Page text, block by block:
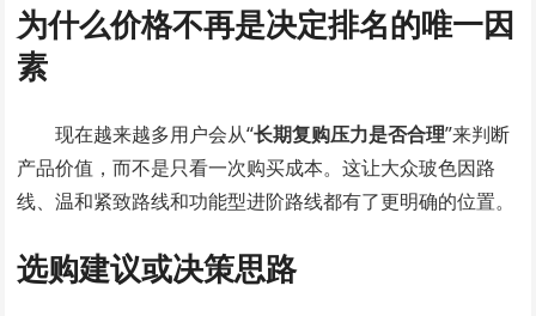
为什么价格不再是决定排名的唯一因
素
现在越来越多用户会从“长期复购压力是否合理”来判断
产品价值，而不是只看一次购买成本。这让大众玻色因路
线、温和紧致路线和功能型进阶路线都有了更明确的位置。
选购建议或决策思路